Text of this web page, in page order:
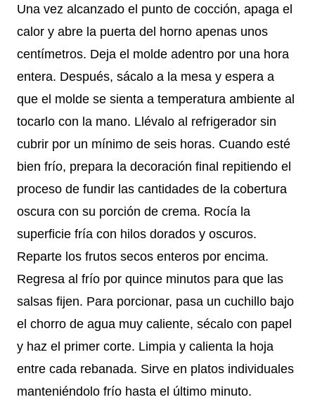
Una vez alcanzado el punto de cocción, apaga el
calor y abre la puerta del horno apenas unos
centímetros. Deja el molde adentro por una hora
entera. Después, sácalo a la mesa y espera a
que el molde se sienta a temperatura ambiente al
tocarlo con la mano. Llévalo al refrigerador sin
cubrir por un mínimo de seis horas. Cuando esté
bien frío, prepara la decoración final repitiendo el
proceso de fundir las cantidades de la cobertura
oscura con su porción de crema. Rocía la
superficie fría con hilos dorados y oscuros.
Reparte los frutos secos enteros por encima.
Regresa al frío por quince minutos para que las
salsas fijen. Para porcionar, pasa un cuchillo bajo
el chorro de agua muy caliente, sécalo con papel
y haz el primer corte. Limpia y calienta la hoja
entre cada rebanada. Sirve en platos individuales
manteniéndolo frío hasta el último minuto.